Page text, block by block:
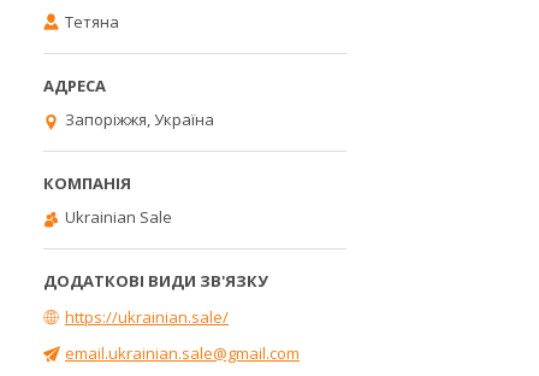
Тетяна
Запоріжжя, Україна
Ukrainian Sale
https://ukrainian.sale/
email.ukrainian.sale@gmail.com